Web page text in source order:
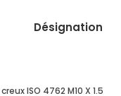
Désignation
ISO 4762 M10 X 1.50 X